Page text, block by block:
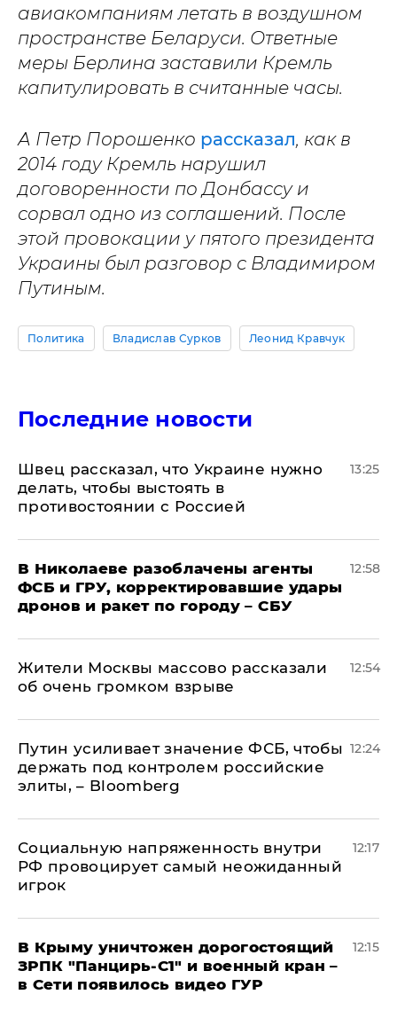
авиакомпаниям летать в воздушном
пространстве Беларуси. Ответные
меры Берлина заставили Кремль
капитулировать в считанные часы.
А Петр Порошенко рассказал, как в
2014 году Кремль нарушил
договоренности по Донбассу и
сорвал одно из соглашений. После
этой провокации у пятого президента
Украины был разговор с Владимиром
Путиным.
Политика Владислав Сурков Леонид Кравчук
Последние новости
Швец рассказал, что Украине нужно
делать, чтобы выстоять в
противостоянии с Россией
13:25
В Николаеве разоблачены агенты
ФСБ и ГРУ, корректировавшие удары
дронов и ракет по городу – СБУ
12:58
Жители Москвы массово рассказали
об очень громком взрыве
12:54
Путин усиливает значение ФСБ, чтобы
держать под контролем российские
элиты, – Bloomberg
12:24
Социальную напряженность внутри
РФ провоцирует самый неожиданный
игрок
12:17
В Крыму уничтожен дорогостоящий
ЗРПК "Панцирь-С1" и военный кран –
в Сети появилось видео ГУР
12:15